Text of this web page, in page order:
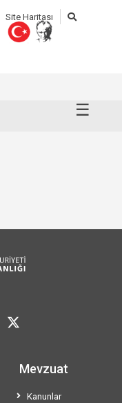
Site Haritası
☰
Mevzuat
Kanunlar